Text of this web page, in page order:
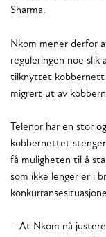
Sharma.
Nkom mener derfor
reguleringen noe slik
tilknyttet kobbernett
migrert ut av
Telenor har en stor
kobbernettet
få muligheten til å
som ikke lenger er i
– At Nkom nå